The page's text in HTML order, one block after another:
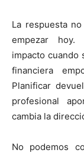
La respuesta
empezar hoy.
impacto cuando
financiera
Planificar
profesional
cambia la
No podemos